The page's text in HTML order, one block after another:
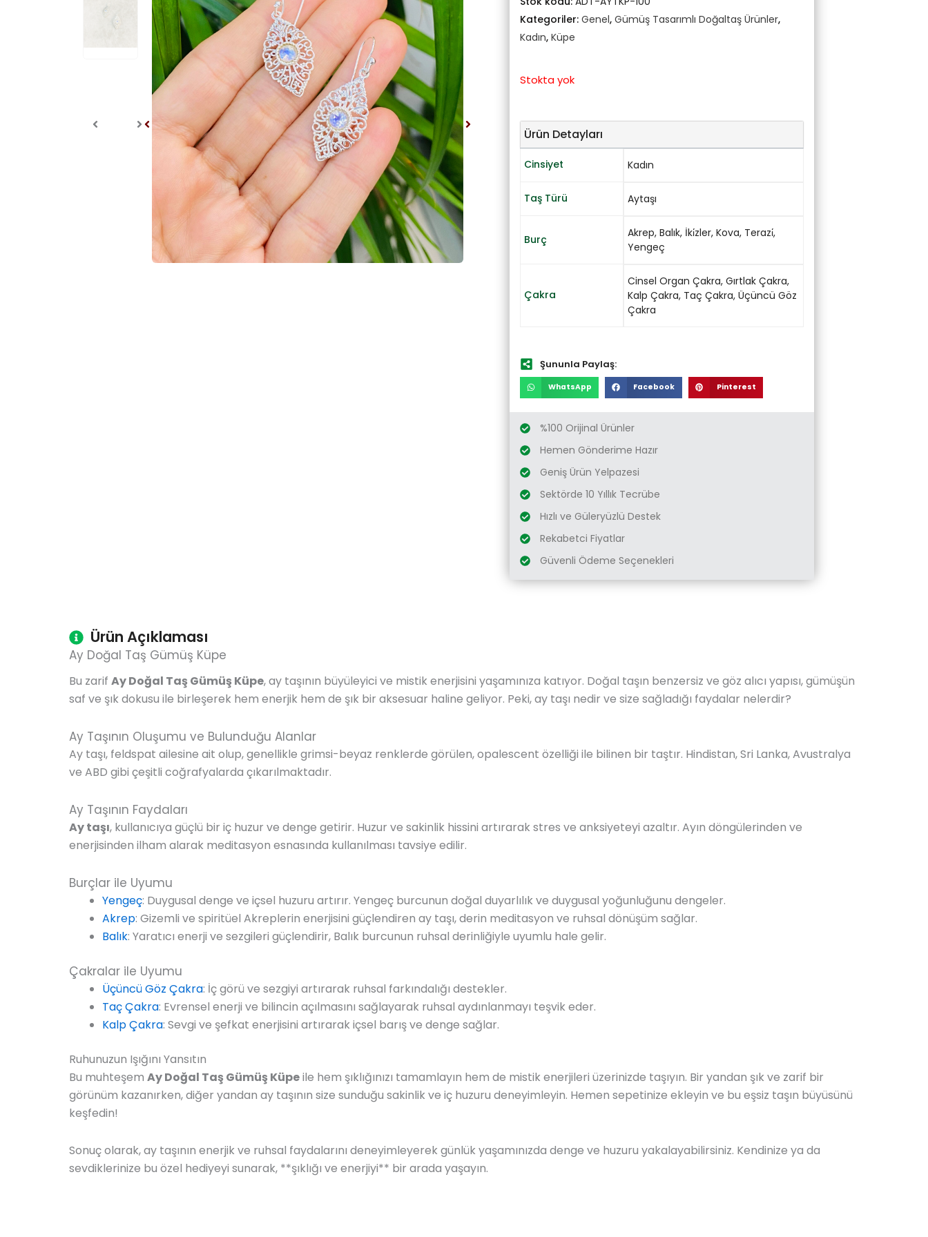
Kategoriler: Genel, Gümüş Tasarımlı Doğaltaş Ürünler,
Kadın, Küpe
Stokta yok
Ürün Detayları
Cinsiyet Kadın
Taş Türü Aytaşı
Burç Akrep, Balık, İki̇zler, Kova, Terazi̇,
Yengeç
Çakra
Cinsel Organ Çakra, Gırtlak Çakra,
Kalp Çakra, Taç Çakra, Üçüncü Göz
Çakra
Şununla Paylaş:
WhatsApp Facebook Pinterest
%100 Orijinal Ürünler
Hemen Gönderime Hazır
Geniş Ürün Yelpazesi
Sektörde 10 Yıllık Tecrübe
Hızlı ve Güleryüzlü Destek
Rekabetci Fiyatlar
Güvenli Ödeme Seçenekleri
Ürün Açıklaması
Ay Doğal Taş Gümüş Küpe
Bu zarif Ay Doğal Taş Gümüş Küpe, ay taşının büyüleyici ve mistik enerjisini yaşamınıza katıyor. Doğal taşın benzersiz ve göz alıcı yapısı, gümüşün
saf ve şık dokusu ile birleşerek hem enerjik hem de şık bir aksesuar haline geliyor. Peki, ay taşı nedir ve size sağladığı faydalar nelerdir?
Ay Taşının Oluşumu ve Bulunduğu Alanlar
Ay taşı, feldspat ailesine ait olup, genellikle grimsi-beyaz renklerde görülen, opalescent özelliği ile bilinen bir taştır. Hindistan, Sri Lanka, Avustralya
ve ABD gibi çeşitli coğrafyalarda çıkarılmaktadır.
Ay Taşının Faydaları
Ay taşı, kullanıcıya güçlü bir iç huzur ve denge getirir. Huzur ve sakinlik hissini artırarak stres ve anksiyeteyi azaltır. Ayın döngülerinden ve
enerjisinden ilham alarak meditasyon esnasında kullanılması tavsiye edilir.
Burçlar ile Uyumu
Yengeç: Duygusal denge ve içsel huzuru artırır. Yengeç burcunun doğal duyarlılık ve duygusal yoğunluğunu dengeler.
Akrep: Gizemli ve spiritüel Akreplerin enerjisini güçlendiren ay taşı, derin meditasyon ve ruhsal dönüşüm sağlar.
Balık: Yaratıcı enerji ve sezgileri güçlendirir, Balık burcunun ruhsal derinliğiyle uyumlu hale gelir.
Çakralar ile Uyumu
Üçüncü Göz Çakra: İç görü ve sezgiyi artırarak ruhsal farkındalığı destekler.
Taç Çakra: Evrensel enerji ve bilincin açılmasını sağlayarak ruhsal aydınlanmayı teşvik eder.
Kalp Çakra: Sevgi ve şefkat enerjisini artırarak içsel barış ve denge sağlar.
Ruhunuzun Işığını Yansıtın
Bu muhteşem Ay Doğal Taş Gümüş Küpeile hem şıklığınızı tamamlayın hem de mistik enerjileri üzerinizde taşıyın. Bir yandan şık ve zarif bir
görünüm kazanırken, diğer yandan ay taşının size sunduğu sakinlik ve iç huzuru deneyimleyin. Hemen sepetinize ekleyin ve bu eşsiz taşın büyüsünü
keşfedin!
Sonuç olarak, ay taşının enerjik ve ruhsal faydalarını deneyimleyerek günlük yaşamınızda denge ve huzuru yakalayabilirsiniz. Kendinize ya da
sevdiklerinize bu özel hediyeyi sunarak, **şıklığı ve enerjiyi** bir arada yaşayın.